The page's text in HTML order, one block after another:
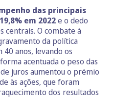
das principais
em 2022e o dedo
centrais. O combate à
da política
anos, levando os
acentuada o peso das
juros aumentou o prémio
às ações, que foram
dos resultados